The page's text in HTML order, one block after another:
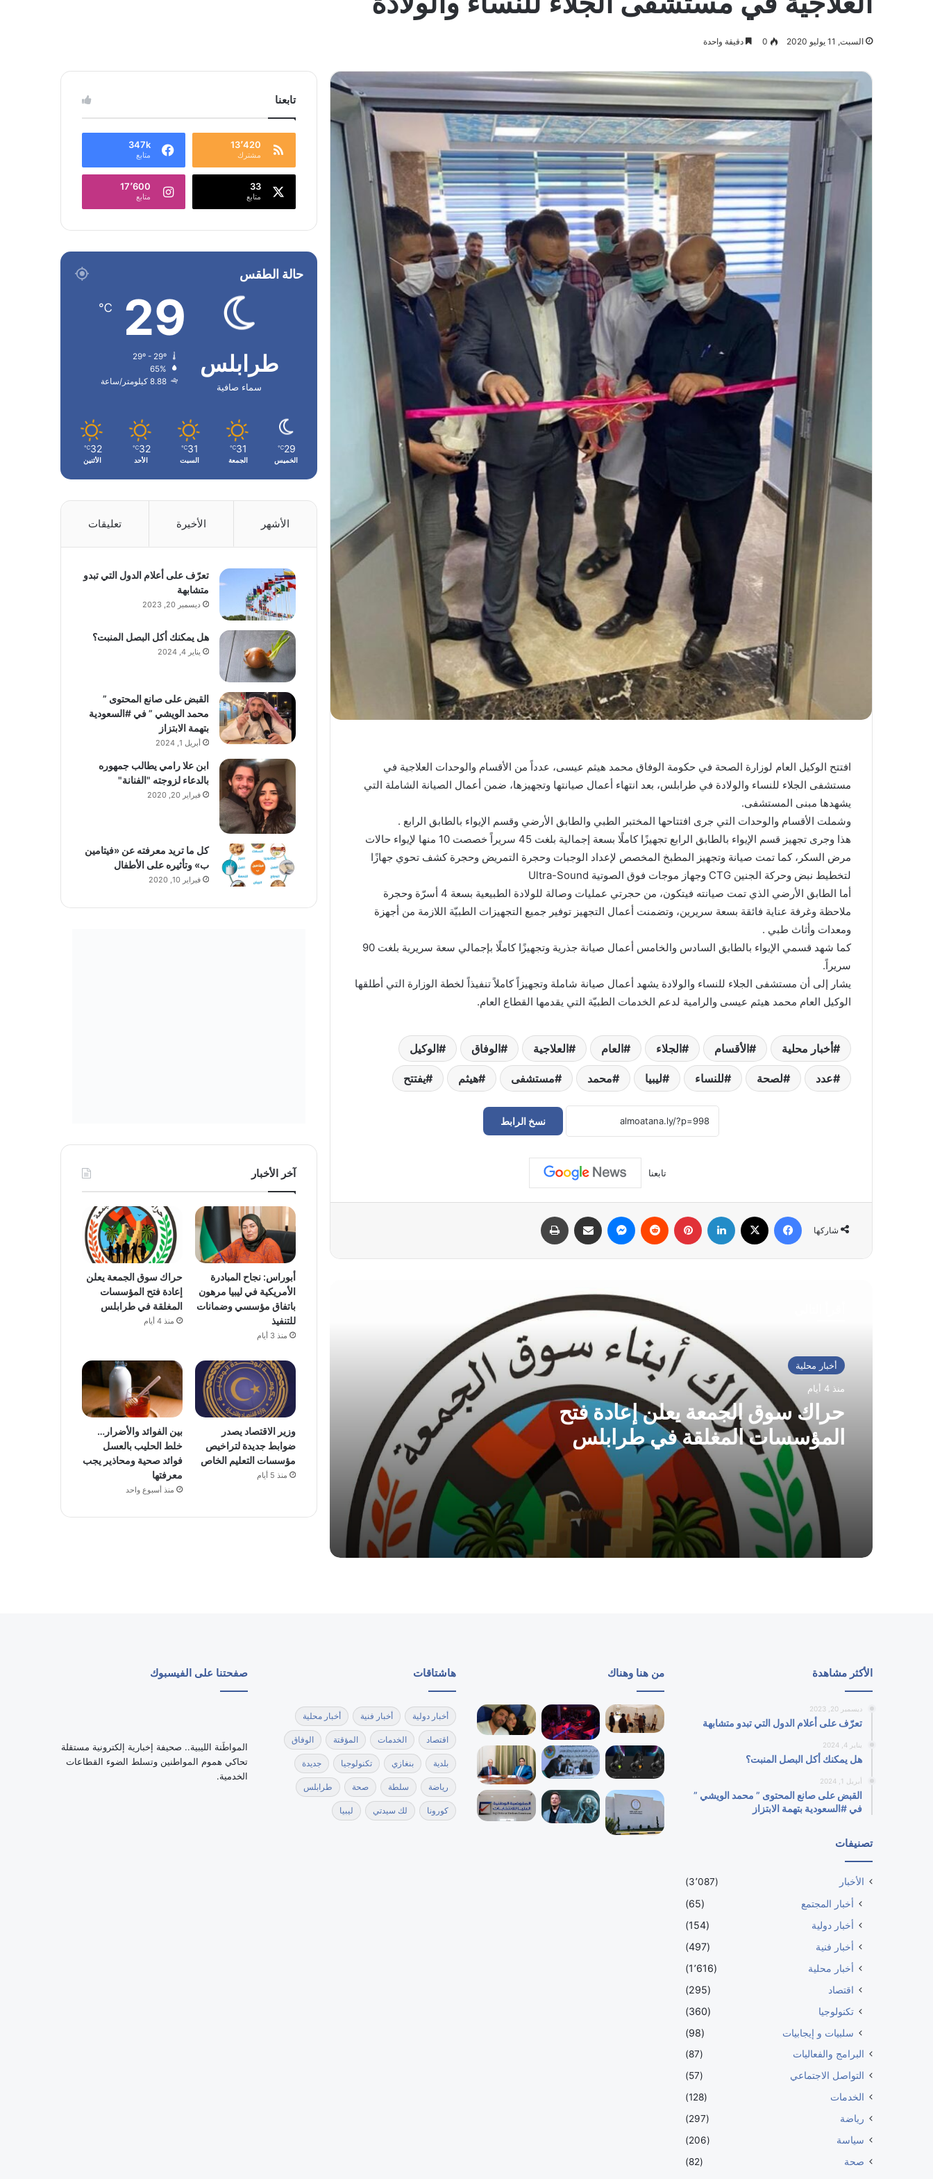
السبت, 11 يوليو 2020 0 دقيقة واحدة
افتتح الوكيل العام لوزارة الصحة في حكومة الوفاق محمد هيثم عيسى، عدداً من الأقسام والوحدات العلاجية في
مستشفى الجلاء للنساء والولادة في طرابلس، بعد انتهاء أعمال صيانتها وتجهيزها، ضمن أعمال الصيانة الشاملة التي
يشهدها مبنى المستشفى.
وشملت الأقسام والوحدات التي جرى افتتاحها المختبر الطبي والطابق الأرضي وقسم الإيواء بالطابق الرابع .
هذا وجرى تجهيز قسم الإيواء بالطابق الرابع تجهيزًا كاملًا بسعة إجمالية بلغت 45 سريراً خصصت 10 منها لإيواء حالات
مرض السكر، كما تمت صيانة وتجهيز المطبخ المخصص لإعداد الوجبات وحجرة التمريض وحجرة كشف تحوي جهازًا
لتخطيط نبض وحركة الجنين CTG وجهاز موجات فوق الصوتية Ultra-Sound
أما الطابق الأرضي الذي تمت صيانته فيتكون، من حجرتي عمليات وصالة للولادة الطبيعية بسعة 4 أسرّة وحجرة
ملاحظة وغرفة عناية فائقة بسعة سريرين، وتضمنت أعمال التجهيز توفير جميع التجهيزات الطبيّة اللازمة من أجهزة
ومعدات وأثاث طبي .
كما شهد قسمي الإيواء بالطابق السادس والخامس أعمال صيانة جذرية وتجهيزًا كاملًا بإجمالي سعة سريرية بلغت 90
سريراً.
يشار إلى أن مستشفى الجلاء للنساء والولادة يشهد أعمال صيانة شاملة وتجهيزاً كاملاً تنفيذاً لخطة الوزارة التي أطلقها
الوكيل العام محمد هيثم عيسى والرامية لدعم الخدمات الطبيّة التي يقدمها القطاع العام.
أخبار محلية الأقسام الجلاء العام العلاجية الوفاق الوكيل
عدد لصحة للنساء ليبيا محمد مستشفى هيثم يفتتح
نسخ الرابط
تابعنا
شاركها
فيسبوك لينكدإن بينتيريست ماسنجر مشاركة عبر البريد
أخبار محلية
منذ 4 أيام
حراك سوق الجمعة يعلن إعادة فتح
المؤسسات المغلقة في طرابلس
حراك سوق الجمعة يعلن إعادة فتح
والمستشفيات بالديزل و«البريقة» تبدأ التنفيذ
في حملة ميدانية واسعة
مركز الأرصاد الجوية يحذر من ذروة موجة
حارة و رطوبة عالية بمنتصف الأسبوع
الطرابلسي يطالب الدبيبة بـ”فرض السيطرة
بالقوة” ويكشف ثغرات أمنية في ملف
تهريب الوقود
الأرصاد الجوية تتوقع أجواءً صيفية معتدلة
وتحذر من السباحة في الشواطئ
صرمان: احباط محاولة تفجير سيارة مفخخة
رؤوس تماثيل وتكرم الأمن الداخلي
تابعنا
13٬420
مشترك
347k
متابع
33
متابع
17٬600
متابع
حالة الطقس
طرابلس
سماء صافية
29
℃
65%
8.88 كيلومتر/ساعة
29
℃
الخميس
31
℃
الجمعة
31
℃
السبت
32
℃
الأحد
32
℃
الأثنين
الأشهر الأخيرة تعليقات
تعرّف على أعلام الدول التي تبدو
متشابهة
ديسمبر 20, 2023
هل يمكنك أكل البصل المنبت؟
يناير 4, 2024
القبض على صانع المحتوى ”
محمد الويشي ” في #السعودية
بتهمة الابتزاز
أبريل 1, 2024
ابن علا رامي يطالب جمهوره
بالدعاء لزوجته "الفنانة"
فبراير 20, 2020
كل ما تريد معرفته عن «فيتامين
ب» وتأثيره على الأطفال
فبراير 10, 2020
آخر الأخبار
أبوراس: نجاح المبادرة
الأمريكية في ليبيا مرهون
باتفاق مؤسسي وضمانات
للتنفيذ
منذ 3 أيام
حراك سوق الجمعة يعلن
إعادة فتح المؤسسات
المغلقة في طرابلس
منذ 4 أيام
وزير الاقتصاد يصدر
ضوابط جديدة لتراخيص
مؤسسات التعليم الخاص
منذ 5 أيام
بين الفوائد والأضرار…
خلط الحليب بالعسل
فوائد صحية ومحاذير يجب
معرفتها
منذ أسبوع واحد
الأكثر مشاهدة
ديسمبر 20, 2023
تعرّف على أعلام الدول التي تبدو متشابهة
يناير 4, 2024
هل يمكنك أكل البصل المنبت؟
أبريل 1, 2024
القبض على صانع المحتوى ” محمد الويشي ”
في #السعودية بتهمة الابتزاز
تصنيفات
الأخبار (3٬087)
أخبار المجتمع
(65)
أخبار دولية
(154)
أخبار فنية
(497)
أخبار محلية
(1٬616)
اقتصاد
(295)
تكنولوجيا
(360)
سلبيات و إيجابيات
(98)
البرامج والفعاليات
(87)
التواصل الاجتماعي
(57)
الخدمات
(128)
رياضة
(297)
سياسة
(206)
صحة
(82)
من هنا وهناك هاشتاقات
أخبار دولية أخبار فنية أخبار محلية
اقتصاد الخدمات المؤقتة الوفاق
بلدية بنغازي تكنولوجيا جديدة
رياضة سلطة صحة طرابلس
كورونا لك سيدتي ليبيا
صفحتنا على الفيسبوك
‏المواطَنة الليبية.. صحيفة إخبارية إلكترونية مستقلة
تحاكي هموم المواطنين وتسلط الضوء القطاعات
الخدمية.